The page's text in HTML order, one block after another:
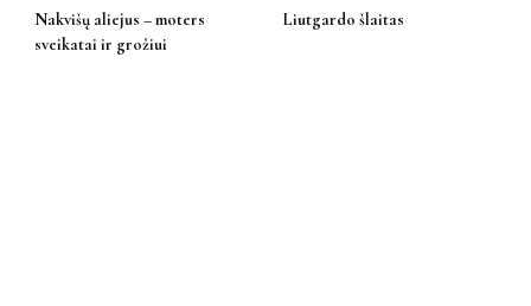
Nakvišų aliejus – moters
sveikatai ir grožiui
Liutgardo šlaitas